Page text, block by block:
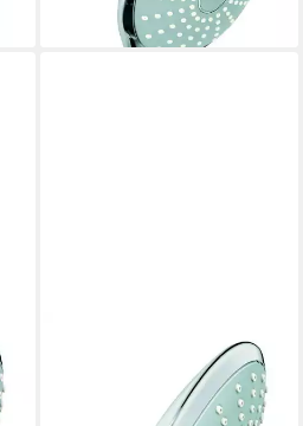
lieferbar - in 2-3 Werktagen bei dir
Handbrause Euphoria 110,
Massage 3 Strahlarten